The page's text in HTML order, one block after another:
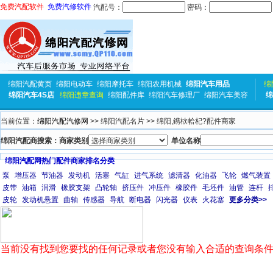
免费汽配软件 免费汽修软件 汽配号： 密码：
绵阳汽配黄页 绵阳电动车 绵阳摩托车 绵阳农用机械 绵阳汽车用品
绵阳汽车4S店
绵阳违章查询 绵阳配件库 绵阳汽车修理厂 绵阳汽车美容
绵
当前位置： 绵阳汽配汽修网 >> 绵阳汽配名片 >> 绵阳,鎸栨帢杞?配件商家
绵阳汽配商搜索：商家类别 单位名称
绵阳汽配网热门配件商家排名分类
泵
增压器 节油器 发动机 活塞 气缸 进气系统 滤清器 化油器 飞轮 燃气装置
皮带 油箱 润滑 橡胶支架 凸轮轴 挤压件 冲压件 橡胶件 毛坯件 油管 连杆
皮轮 发动机悬置 曲轴 传感器 导航 断电器 闪光器 仪表 火花塞 更多分类>>
当前没有找到您要找的任何记录或者您没有输入合适的查询条